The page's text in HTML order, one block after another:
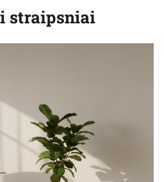
straipsniai